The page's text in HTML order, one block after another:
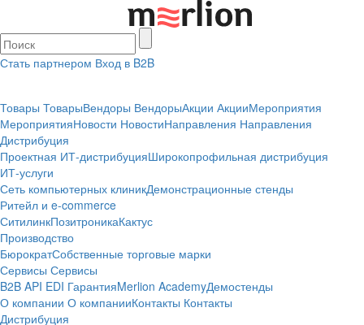
Стать партнером Вход в B2B
Товары ТоварыВендоры ВендорыАкции АкцииМероприятия
МероприятияНовости НовостиНаправления Направления
Дистрибуция
Проектная ИТ-дистрибуцияШирокопрофильная дистрибуция
ИТ-услуги
Сеть компьютерных клиникДемонстрационные стенды
Ритейл и e-commerce
СитилинкПозитроникаКактус
Производство
БюрократСобственные торговые марки
Сервисы Сервисы
B2B API EDI ГарантияMerlion AcademyДемостенды
О компании О компанииКонтакты Контакты
Дистрибуция